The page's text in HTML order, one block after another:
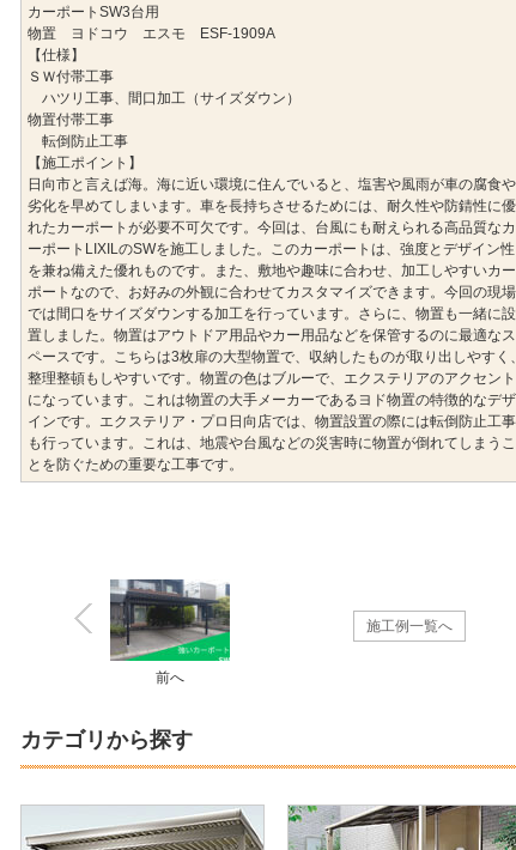
カーポートSW3台用
物置 ヨドコウ エスモ ESF-1909A
【仕様】
ＳＷ付帯工事
ハツリ工事、間口加工（サイズダウン）
物置付帯工事
転倒防止工事
【施工ポイント】
日向市と言えば海。海に近い環境に住んでいると、塩害や風雨が車の腐食や
劣化を早めてしまいます。車を長持ちさせるためには、耐久性や防錆性に優
れたカーポートが必要不可欠です。今回は、台風にも耐えられる高品質なカ
ーポートLIXILのSWを施工しました。このカーポートは、強度とデザイン性
を兼ね備えた優れものです。また、敷地や趣味に合わせ、加工しやすいカー
ポートなので、お好みの外観に合わせてカスタマイズできます。今回の現場
では間口をサイズダウンする加工を行っています。さらに、物置も一緒に設
置しました。物置はアウトドア用品やカー用品などを保管するのに最適なス
ペースです。こちらは3枚扉の大型物置で、収納したものが取り出しやすく
整理整頓もしやすいです。物置の色はブルーで、エクステリアのアクセント
になっています。これは物置の大手メーカーであるヨド物置の特徴的なデザ
インです。エクステリア・プロ日向店では、物置設置の際には転倒防止工事
も行っています。これは、地震や台風などの災害時に物置が倒れてしまうこ
とを防ぐための重要な工事です。
施工例一覧へ
前へ
カテゴリから探す